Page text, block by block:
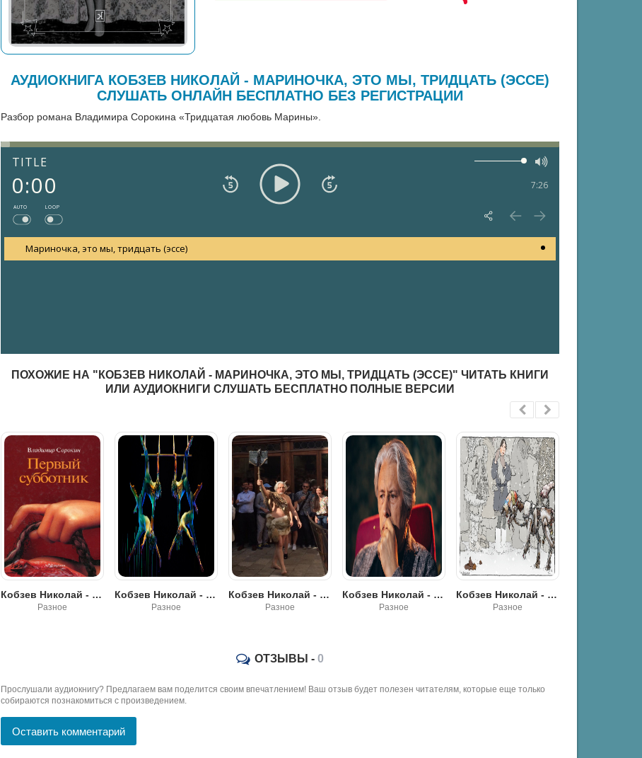
АУДИОКНИГА КОБЗЕВ НИКОЛАЙ - МАРИНОЧКА, ЭТО МЫ, ТРИДЦАТЬ (ЭССЕ)
СЛУШАТЬ ОНЛАЙН БЕСПЛАТНО БЕЗ РЕГИСТРАЦИИ
Разбор романа Владимира Сорокина «Тридцатая любовь Марины».
TITLE
0:00 7:26
AUTO LOOP
Мариночка, это мы, тридцать (эссе)
ПОХОЖИЕ НА "КОБЗЕВ НИКОЛАЙ - МАРИНОЧКА, ЭТО МЫ, ТРИДЦАТЬ (ЭССЕ)" ЧИТАТЬ КНИГИ
ИЛИ АУДИОКНИГИ СЛУШАТЬ БЕСПЛАТНО ПОЛНЫЕ ВЕРСИИ
Кобзев Николай - Первый субботник - метафизика и деконструкция (эссе)
Разное
Кобзев Николай - О Докторе Гарине (эссе)
Разное
Кобзев Николай - ВЛДМР СРКН - 9 букв русского постмодернизма (эссе)
Разное
Кобзев Николай - Отменит ли Сорокина «Культура отмены» (эссе)
Разное
Кобзев Николай - Футурология Сорокина (эссе)
Разное
ОТЗЫВЫ - 0
Прослушали аудиокнигу? Предлагаем вам поделится своим впечатлением! Ваш отзыв будет полезен читателям, которые еще только
собираются познакомиться с произведением.
Оставить комментарий